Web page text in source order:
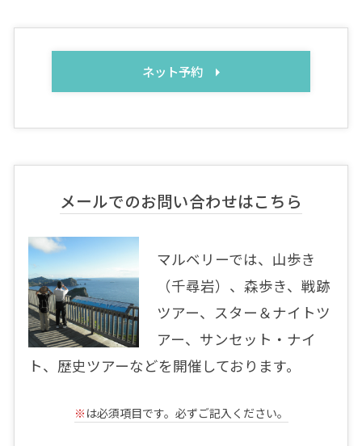
ネット予約
メールでのお問い合わせはこちら
マルベリーでは、山歩き
（千尋岩）、森歩き、戦跡
ツアー、スター＆ナイトツ
アー、サンセット・ナイ
ト、歴史ツアーなどを開催しております。
※ は必須項目です。必ずご記入ください。